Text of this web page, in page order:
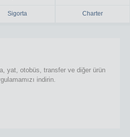
Sigorta Charter
yat, otobüs, transfer ve diğer ürün
indirin.